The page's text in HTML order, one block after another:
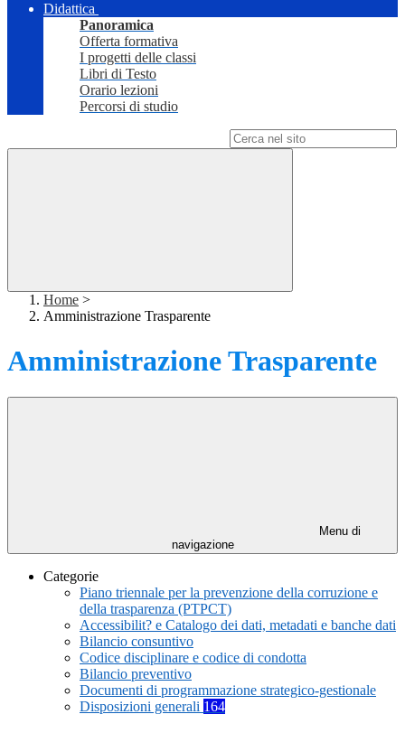
Didattica
Panoramica
Offerta formativa
I progetti delle classi
Libri di Testo
Orario lezioni
Percorsi di studio
Home >
Amministrazione Trasparente
Amministrazione Trasparente
Menu di
navigazione
Categorie
Piano triennale per la prevenzione della corruzione e
della trasparenza (PTPCT)
Accessibilit? e Catalogo dei dati, metadati e banche dati
Bilancio consuntivo
Codice disciplinare e codice di condotta
Bilancio preventivo
Documenti di programmazione strategico-gestionale
Disposizioni generali 164